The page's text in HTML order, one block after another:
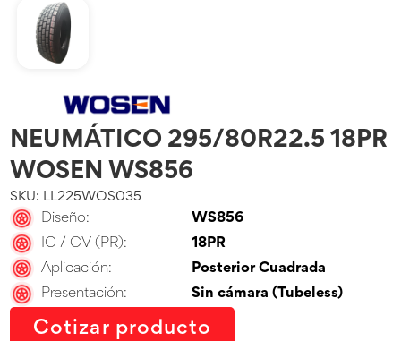
NEUMÁTICO 295/80R22.5 18PR
WOSEN WS856
SKU: LL225WOS035
Diseño:
WS856
IC / CV (PR):
18PR
Aplicación:
Posterior Cuadrada
Presentación:
Sin cámara (Tubeless)
Cotizar producto